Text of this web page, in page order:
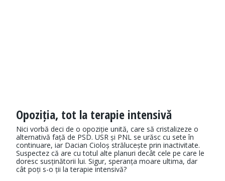
Opoziția, tot la terapie intensivă
Nici vorbă deci de o opoziție unită, care să cristalizeze o
alternativă față de PSD. USR și PNL se urăsc cu sete în
continuare, iar Dacian Cioloș strălucește prin inactivitate.
Suspectez că are cu totul alte planuri decât cele pe care le
doresc susținătorii lui. Sigur, speranța moare ultima, dar
cât poți s-o ții la terapie intensivă?